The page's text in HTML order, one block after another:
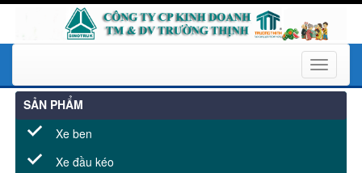
Toggle
SẢN PHẨM
Xe ben
Xe đầu kéo